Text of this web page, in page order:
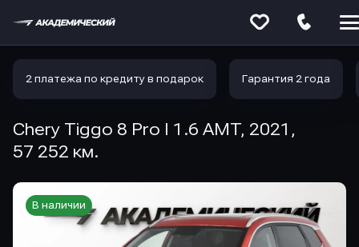
2 платежа по кредиту в подарок Гарантия 2 года
Chery Tiggo 8 Pro I 1.6 AMT, 2021,
57 252 км.
В наличии